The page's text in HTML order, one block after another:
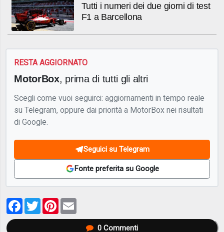
Tutti i numeri dei due giorni di test
F1 a Barcellona
RESTA AGGIORNATO
MotorBox, prima di tutti gli altri
Scegli come vuoi seguirci: aggiornamenti in tempo reale
su Telegram, oppure dai priorità a MotorBox nei risultati
di Google.
Seguici su Telegram
Fonte preferita su Google
Facebook
TwitterPinterest
0Commenti